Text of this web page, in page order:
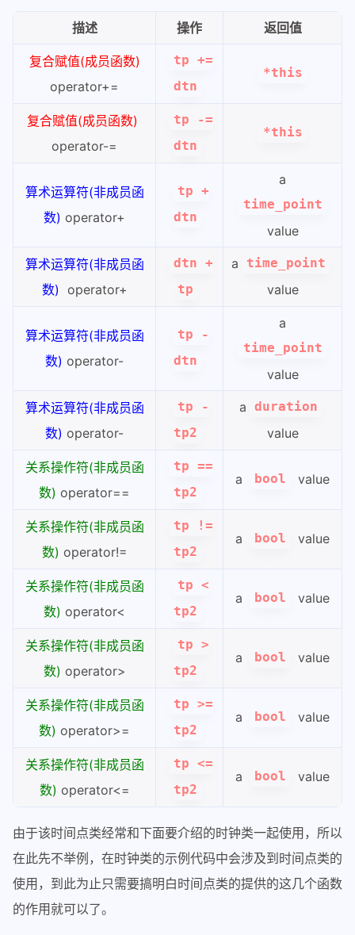
描述 操作 返回值
复合赋值(成员函数)
operator+=
tp +=
dtn
*this
复合赋值(成员函数)
operator-=
tp -=
dtn
*this
算术运算符(非成员函
数) operator+
tp +
dtn
a
time_point
value
算术运算符(非成员函
数) operator+
dtn +
tp
a time_point
value
算术运算符(非成员函
数) operator-
tp -
dtn
a
time_point
value
算术运算符(非成员函
数) operator-
tp -
tp2
a duration
value
关系操作符(非成员函
数) operator==
tp ==
tp2
a bool value
关系操作符(非成员函
数) operator!=
tp !=
tp2
a bool value
关系操作符(非成员函
数) operator<
tp <
tp2
a bool value
关系操作符(非成员函
数) operator>
tp >
tp2
a bool value
关系操作符(非成员函
数) operator>=
tp >=
tp2
a bool value
关系操作符(非成员函
数) operator<=
tp <=
tp2
a bool value
由于该时间点类经常和下面要介绍的时钟类一起使用，所以
在此先不举例，在时钟类的示例代码中会涉及到时间点类的
使用，到此为止只需要搞明白时间点类的提供的这几个函数
的作用就可以了。